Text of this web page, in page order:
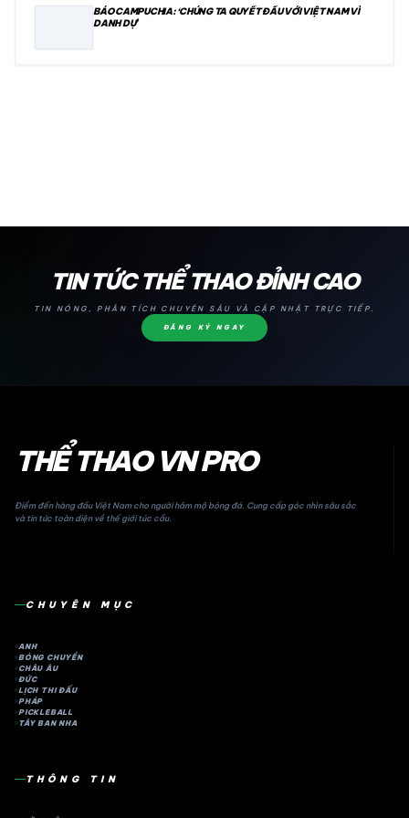
BÁO CAMPUCHIA: ‘CHÚNG TA QUYẾT ĐẤU VỚI VIỆT NAM VÌ
DANH DỰ’
TIN TỨC THỂ THAO ĐỈNH CAO
TIN NÓNG, PHÂN TÍCH CHUYÊN SÂU VÀ CẬP NHẬT TRỰC TIẾP.
ĐĂNG KÝ NGAY
THỂ THAO VN PRO
Điểm đến hàng đầu Việt Nam cho người hâm mộ bóng đá. Cung cấp góc nhìn sâu sắc
và tin tức toàn diện về thế giới túc cầu.
CHUYÊN MỤC
ANH
BÓNG CHUYỀN
CHÂU ÂU
ĐỨC
LỊCH THI ĐẤU
PHÁP
PICKLEBALL
TÂY BAN NHA
THÔNG TIN